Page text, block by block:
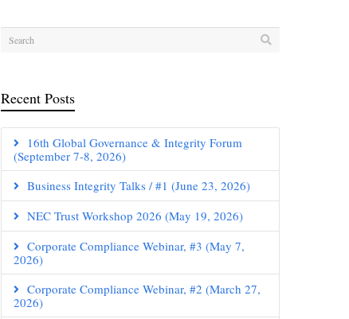
Recent Posts
16th Global Governance & Integrity Forum
(September 7-8, 2026)
Business Integrity Talks / #1 (June 23, 2026)
NEC Trust Workshop 2026 (May 19, 2026)
Corporate Compliance Webinar, #3 (May 7,
2026)
Corporate Compliance Webinar, #2 (March 27,
2026)